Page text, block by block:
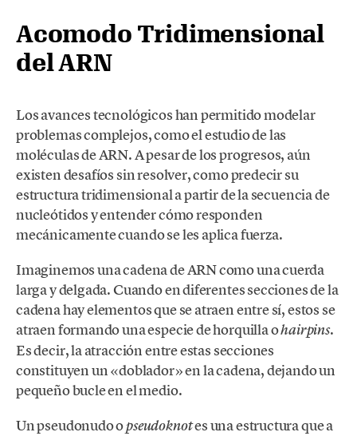
Acomodo Tridimensional
del ARN
Los avances tecnológicos han permitido modelar
problemas complejos, como el estudio de las
moléculas de ARN. A pesar de los progresos, aún
existen desafíos sin resolver, como predecir su
estructura tridimensional a partir de la secuencia de
nucleótidos y entender cómo responden
mecánicamente cuando se les aplica fuerza.
Imaginemos una cadena de ARN como una cuerda
larga y delgada. Cuando en diferentes secciones de la
cadena hay elementos que se atraen entre sí, estos se
atraen formando una especie de horquilla ohairpins.
Es decir, la atracción entre estas secciones
constituyen un «doblador» en la cadena, dejando un
pequeño bucle en el medio.
Un pseudonudo opseudoknotes una estructura que a